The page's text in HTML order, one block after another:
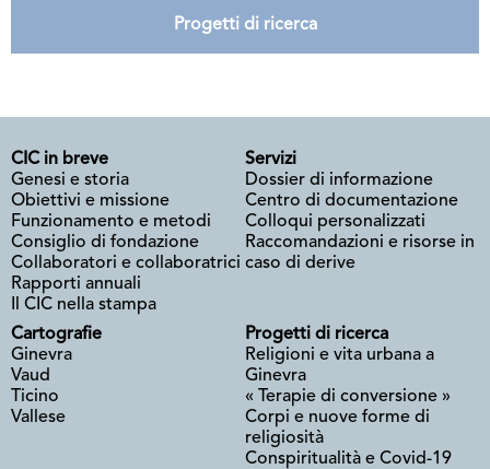
Progetti di ricerca
CIC in breve
Genesi e storia
Obiettivi e missione
Funzionamento e metodi
Consiglio di fondazione
Collaboratori e collaboratrici
Rapporti annuali
Il CIC nella stampa
Servizi
Dossier di informazione
Centro di documentazione
Colloqui personalizzati
Raccomandazioni e risorse in
caso di derive
Cartografie
Ginevra
Vaud
Ticino
Vallese
Progetti di ricerca
Religioni e vita urbana a
Ginevra
« Terapie di conversione »
Corpi e nuove forme di
religiosità
Conspiritualità e Covid-19